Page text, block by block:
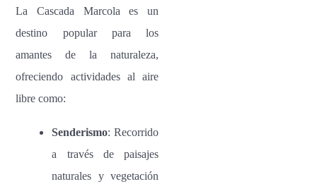
La Cascada Marcola es un
destino popular para los
amantes de la naturaleza,
ofreciendo actividades al aire
libre como:
Senderismo: Recorrido
a través de paisajes
naturales y vegetación